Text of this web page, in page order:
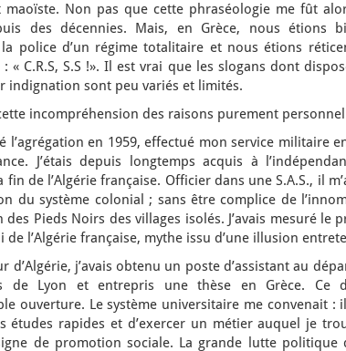
maoïste. Non pas que cette phraséologie me fût
des décennies. Mais, en Grèce, nous étions
police d’un régime totalitaire et nous étions
« C.R.S, S.S !». Il est vrai que les slogans dont
indignation sont peu variés et limités.
incompréhension des raisons purement
l’agrégation en 1959, effectué mon service militaire
J’étais depuis longtemps acquis à
fin de l’Algérie française. Officier dans une S.A.S., il
du système colonial ; sans être complice de
des Pieds Noirs des villages isolés. J’avais mesuré
de l’Algérie française, mythe issu d’une illusion
d’Algérie, j’avais obtenu un poste d’assistant au
de Lyon et entrepris une thèse en Grèce. Ce
ouverture. Le système universitaire me convenait :
études rapides et d’exercer un métier auquel je
de promotion sociale. La grande lutte politique